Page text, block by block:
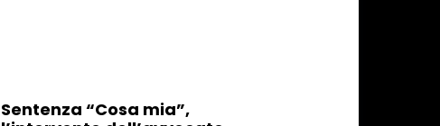
Sentenza “Cosa mia”,